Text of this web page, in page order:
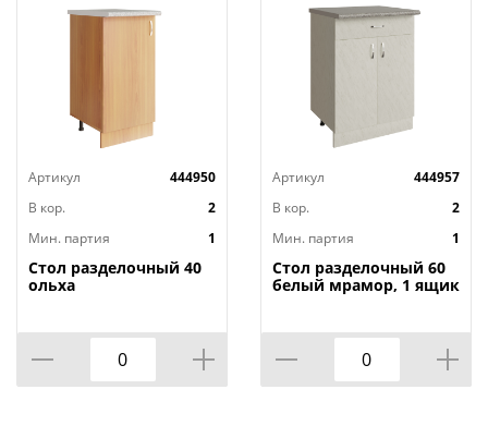
- Изделия оснащены цоколем, который защищает
корпус от контакта с полом и облегчает уборку.
по уровню даже на неровных основаниях.
- Глубина тумб 436 мм, что дает возможность
устанавливать их не вплотную к стене, оставляя
пространство для прокладки коммуникаций
(канализационных труб и т.д.).
Навесные шкафы:
Артикул
444950
В кор.
2
Мин. партия
1
Стол разделочный 40
ольха
Артикул
444957
В кор.
2
Мин. партия
1
Стол разделочный 60
белый мрамор, 1 ящик